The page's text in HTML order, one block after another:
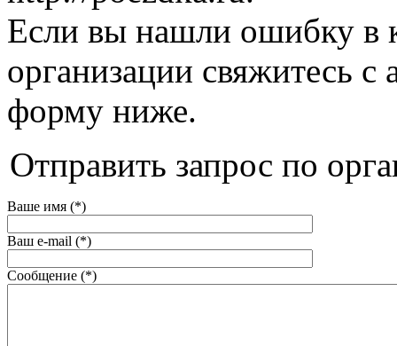
Если вы нашли ошибку в
организации свяжитесь
форму ниже.
Отправить запрос по
Ваше имя (*)
Ваш e-mail (*)
Сообщение (*)